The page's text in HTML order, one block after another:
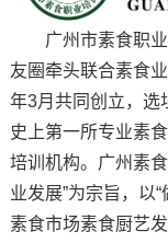
广州市素食职
友圈牵头联合素食
年3月共同创立，选
史上第一所专业素
培训机构。广州素
业发展”为宗旨，以
素食市场素食厨艺